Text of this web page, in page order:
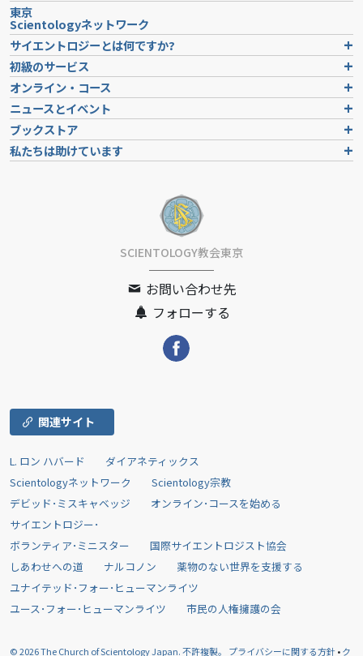
東京
Scientologyネットワーク
サイエントロジーとは何ですか?
初級のサービス
オンライン・コース
ニュースとイベント
ブックストア
私たちは助けています
SCIENTOLOGY教会東京
お問い合わせ先
フォローする
関連サイト
L. ロン ハバード
ダイアネティックス
Scientologyネットワーク
Scientology宗教
デビッド･ミスキャベッジ
オンライン･コースを始める
サイエントロジー･
ボランティア･ミニスター
国際サイエントロジスト協会
しあわせへの道
ナルコノン
薬物のない世界を支援する
ユナイテッド･フォー･ヒューマンライツ
ユース･フォー･ヒューマンライツ
市民の人権擁護の会
© 2026The Church of Scientology Japan.不許複製。 プライバシーに関する方針•ク